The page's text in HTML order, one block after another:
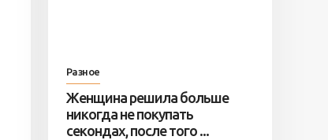
Разное
Женщина решила больше
никогда не покупать
секондах, после того ...